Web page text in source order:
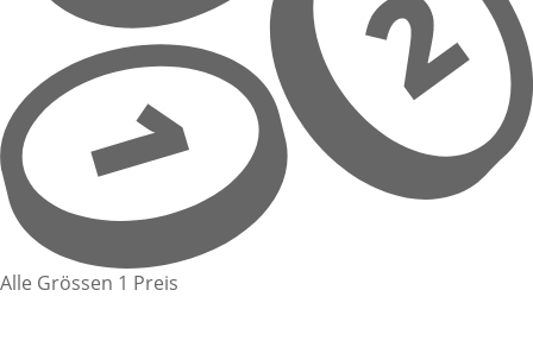
Alle Grössen 1 Preis